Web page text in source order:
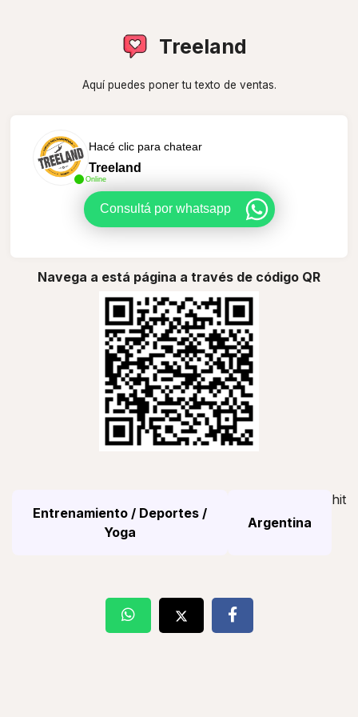
Treeland
Aquí puedes poner tu texto de ventas.
Online
Hacé clic para chatear
Treeland
Consultá por whatsapp
Navega a está página a través de código QR
Entrenamiento / Deportes /
Yoga
Argentina
hit